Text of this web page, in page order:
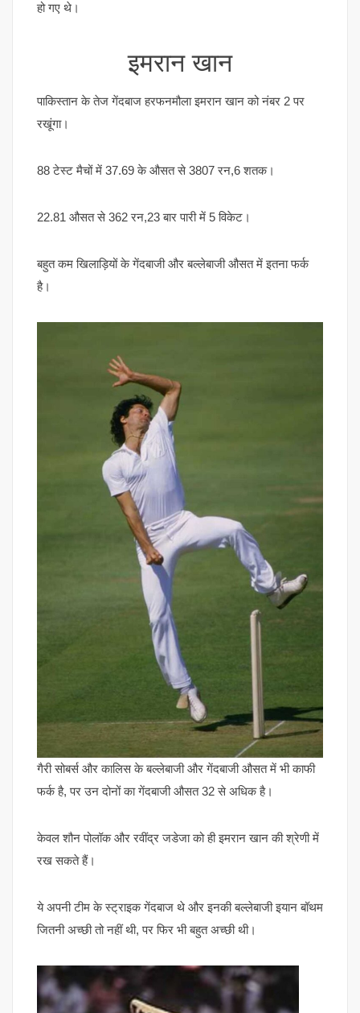
हो गए थे।
इमरान खान
पाकिस्तान के तेज गेंदबाज हरफनमौला इमरान खान को नंबर 2 पर
रखूंगा।
88 टेस्ट मैचों में 37.69 के औसत से 3807 रन,6 शतक।
22.81 औसत से 362 रन,23 बार पारी में 5 विकेट।
बहुत कम खिलाड़ियों के गेंदबाजी और बल्लेबाजी औसत में इतना फर्क
है।
गैरी सोबर्स और कालिस के बल्लेबाजी और गेंदबाजी औसत में भी काफी
फर्क है, पर उन दोनों का गेंदबाजी औसत 32 से अधिक है।
केवल शौन पोलॉक और रवींद्र जडेजा को ही इमरान खान की श्रेणी में
रख सकते हैं।
ये अपनी टीम के स्ट्राइक गेंदबाज थे और इनकी बल्लेबाजी इयान बॉथम
जितनी अच्छी तो नहीं थी, पर फिर भी बहुत अच्छी थी।